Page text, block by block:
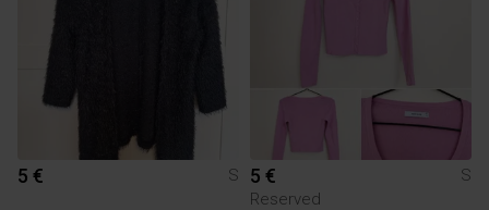
5 € S 5 €
S
Reserved